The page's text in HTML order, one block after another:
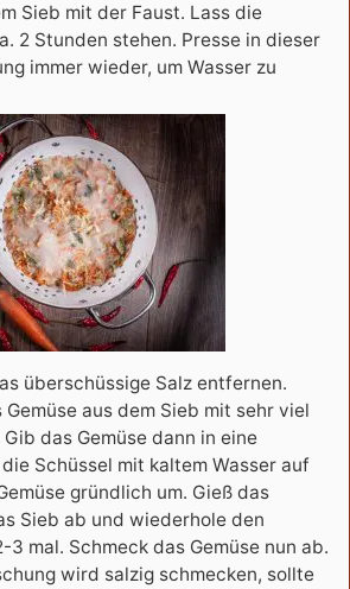
Sieb mit der Faust. Lass die
2 Stunden stehen. Presse in dieser
immer wieder, um Wasser zu
überschüssige Salz entfernen.
Gemüse aus dem Sieb mit sehr viel
das Gemüse dann in eine
Schüssel mit kaltem Wasser auf
gründlich um. Gieß das
Sieb ab und wiederhole den
3 mal. Schmeck das Gemüse nun ab.
wird salzig schmecken, sollte